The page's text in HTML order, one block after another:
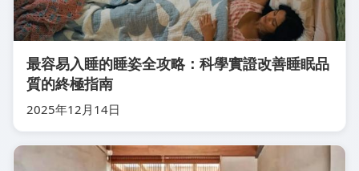
最容易入睡的睡姿全攻略：科學實證改善睡眠品
質的終極指南
2025年12月14日